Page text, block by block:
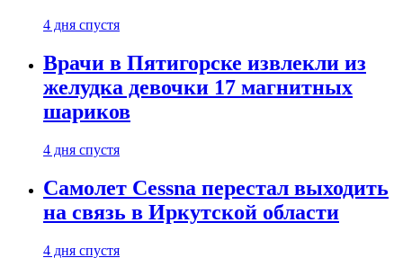
4 дня спустя
Врачи в Пятигорске извлекли из
желудка девочки 17 магнитных
шариков
4 дня спустя
Самолет Cessna перестал выходить
на связь в Иркутской области
4 дня спустя